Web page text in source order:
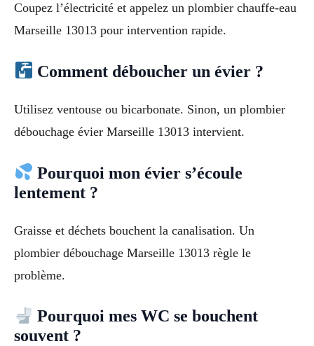
Coupez l’électricité et appelez un plombier chauffe-eau
Marseille 13013 pour intervention rapide.
Comment déboucher un évier ?
Utilisez ventouse ou bicarbonate. Sinon, un plombier
débouchage évier Marseille 13013 intervient.
Pourquoi mon évier s’écoule
lentement ?
Graisse et déchets bouchent la canalisation. Un
plombier débouchage Marseille 13013 règle le
problème.
Pourquoi mes WC se bouchent
souvent ?